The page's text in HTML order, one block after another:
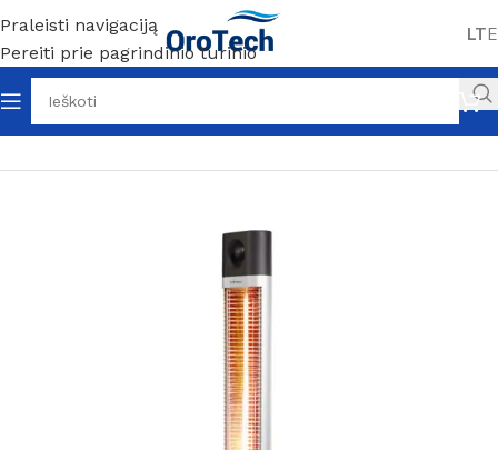
Praleisti navigaciją
Pereiti prie pagrindinio turinio
LT
Pradžia Be kategorijos